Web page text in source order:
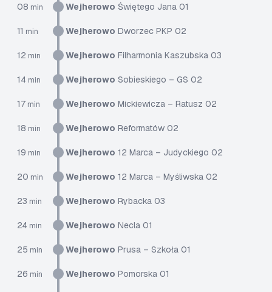
08 min Wejherowo Świętego Jana 01
11 min Wejherowo Dworzec PKP 02
12 min Wejherowo Filharmonia Kaszubska 03
14 min Wejherowo Sobieskiego – GS 02
17 min Wejherowo Mickiewicza – Ratusz 02
18 min Wejherowo Reformatów 02
19 min Wejherowo 12 Marca – Judyckiego 02
20 min Wejherowo 12 Marca – Myśliwska 02
23 min Wejherowo Rybacka 03
24 min Wejherowo Necla 01
25 min Wejherowo Prusa – Szkoła 01
26 min Wejherowo Pomorska 01